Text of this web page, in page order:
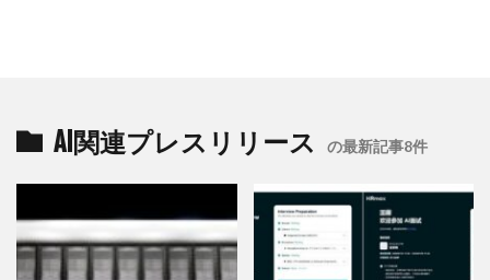
AI関連プレスリリース の最新記事8件